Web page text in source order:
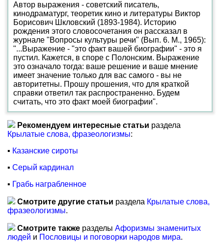
Автор выражения - советский писатель,
кинодраматург, теоретик кино и литературы Виктор
Борисович Шкловский (1893-1984). Историю
рождения этого словосочетания он рассказал в
журнале "Вопросы культуры речи" (Вып. 6. М., 1965):
"...Выражение - "это факт вашей биографии" - это я
пустил. Кажется, в споре с Полонским. Выражение
это означало тогда: ваше решение и ваше мнение
имеет значение только для вас самого - вы не
авторитетны. Прошу прошения, что для краткой
справки ответил так распространенно. Будем
считать, что это факт моей биографии".
Рекомендуем интересные статьи раздела
Крылатые слова, фразеологизмы:
▪ Казанские сироты
▪ Серый кардинал
▪ Грабь награбленное
Смотрите другие статьи раздела Крылатые слова,
фразеологизмы.
Смотрите также разделы Афоризмы знаменитых
людей и Пословицы и поговорки народов мира.